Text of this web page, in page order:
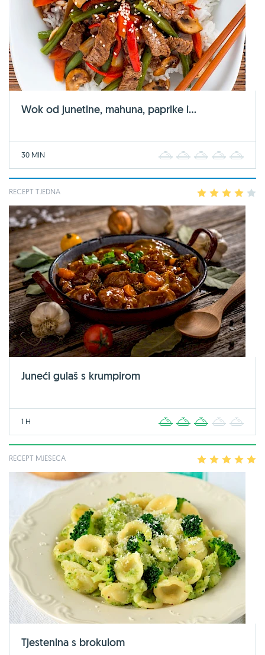
Wok od junetine, mahuna, paprike i...
30 MIN 2 3 4
RECEPT TJEDNA 2 3 4
Juneći gulaš s krumpirom
1 H 2 3 4
RECEPT MJESECA 2 3 4
Tjestenina s brokulom